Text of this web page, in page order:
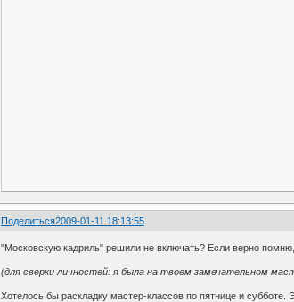
Поделиться2009-01-11 18:13:55
"Московскую кадриль" решили не включать? Если верно
(для сверки личностей: я была на твоем замечательном
Хотелось бы раскладку мастер-классов по пятнице и субботе.